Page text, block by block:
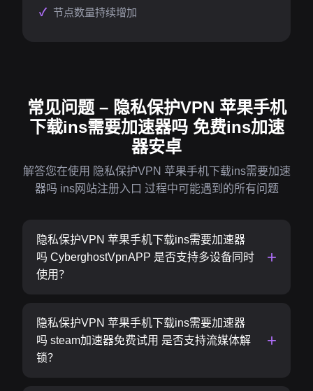
节点数量持续增加
常见问题 – 隐私保护VPN 苹果手机
下载ins需要加速器吗 免费ins加速
器安卓
解答您在使用 隐私保护VPN 苹果手机下载ins需要加速
器吗 ins网站注册入口 过程中可能遇到的所有问题
隐私保护VPN 苹果手机下载ins需要加速器
吗 CyberghostVpnAPP 是否支持多设备同时
使用？
隐私保护VPN 苹果手机下载ins需要加速器
吗 steam加速器免费试用 是否支持流媒体解
锁？